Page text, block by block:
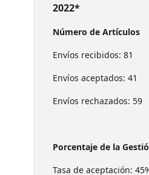
2022*
Número de Artículos
Envíos recibidos: 81
Envíos aceptados: 41
Envíos rechazados: 59
Porcentaje de la
Tasa de aceptación: